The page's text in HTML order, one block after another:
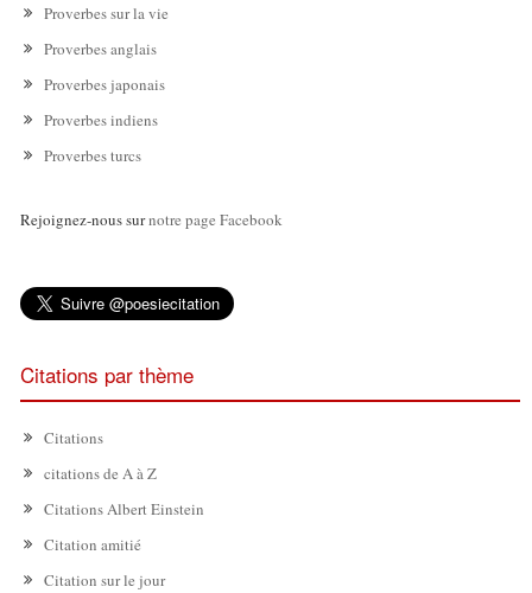
Proverbes sur la vie
Proverbes anglais
Proverbes japonais
Proverbes indiens
Proverbes turcs
Rejoignez-nous surnotre page Facebook
Citations par thème
Citations
citations de A à Z
Citations Albert Einstein
Citation amitié
Citation sur le jour